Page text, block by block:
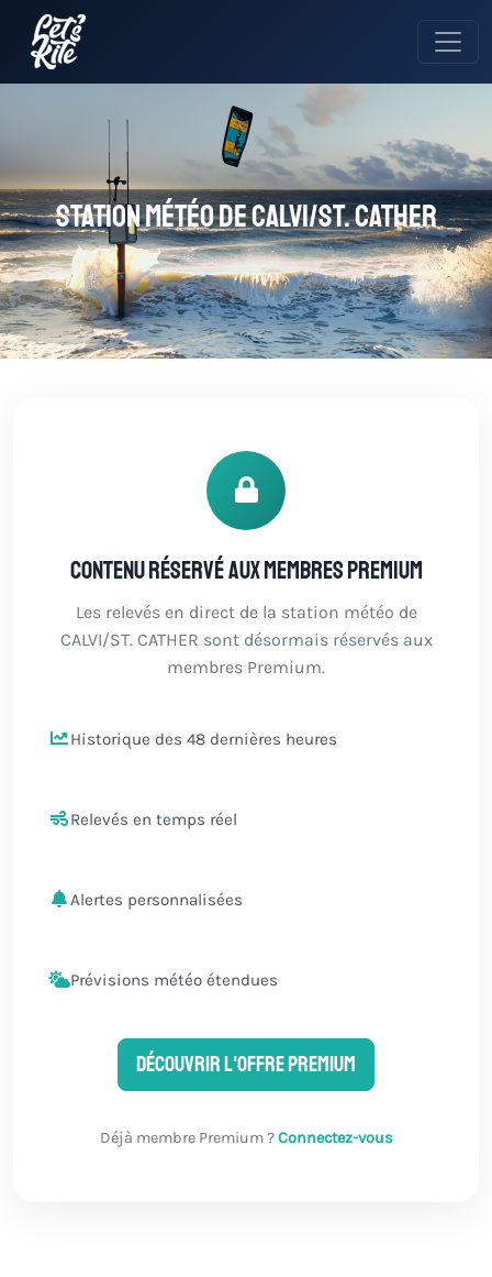
Station météo de CALVI/ST. CATHER
Contenu réservé aux membres Premium
Les relevés en direct de la station météo de
CALVI/ST. CATHER sont désormais réservés aux
membres Premium.
Historique des 48 dernières heures
Relevés en temps réel
Alertes personnalisées
Prévisions météo étendues
Découvrir l'offre Premium
Déjà membre Premium ?Connectez-vous